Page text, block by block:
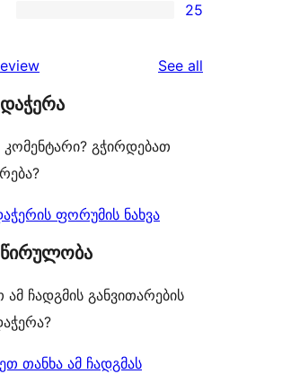
25
See all
კომენტარი? გჭირდებათ
ფორუმის ნახვა
ჩადგმის განვითარების
თანხა ამ ჩადგმას